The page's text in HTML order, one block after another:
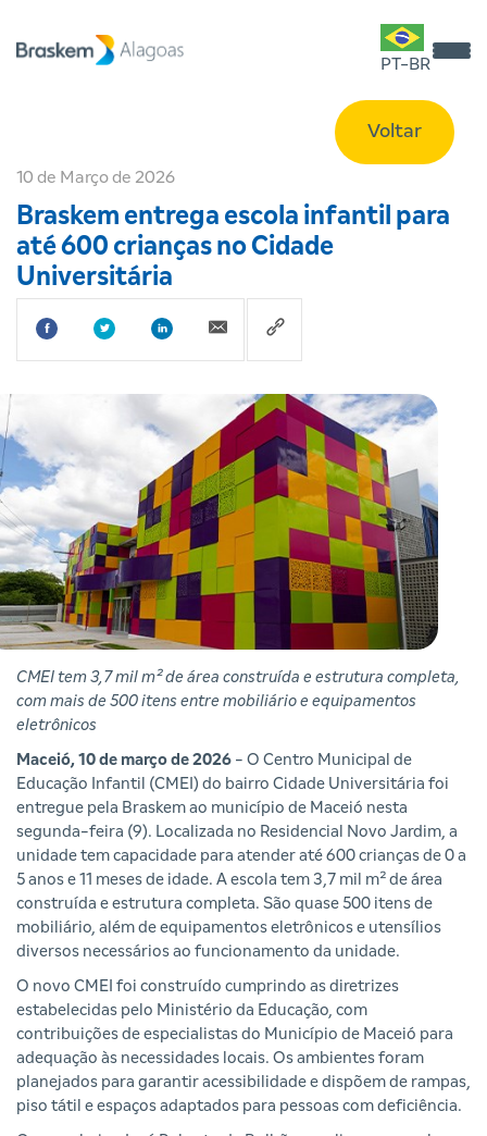
PT-BR
Voltar
10 de Março de 2026
Braskem entrega escola infantil para
até 600 crianças no Cidade
Universitária
CMEI tem 3,7 mil m² de área construída e estrutura completa,
com mais de 500 itens entre mobiliário e equipamentos
eletrônicos
Maceió, 10 de março de 2026 - O Centro Municipal de
Educação Infantil (CMEI) do bairro Cidade Universitária foi
entregue pela Braskem ao município de Maceió nesta
segunda-feira (9). Localizada no Residencial Novo Jardim, a
unidade tem capacidade para atender até 600 crianças de 0 a
5 anos e 11 meses de idade. A escola tem 3,7 mil m² de área
construída e estrutura completa. São quase 500 itens de
mobiliário, além de equipamentos eletrônicos e utensílios
diversos necessários ao funcionamento da unidade.
O novo CMEI foi construído cumprindo as diretrizes
estabelecidas pelo Ministério da Educação, com
contribuições de especialistas do Município de Maceió para
adequação às necessidades locais. Os ambientes foram
planejados para garantir acessibilidade e dispõem de rampas,
piso tátil e espaços adaptados para pessoas com deficiência.